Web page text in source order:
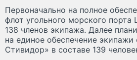
Первоначально на полное
флот угольного морского порта
138 членов экипажа. Далее
на единое обеспечение экипажи
Стивидор» в составе 139